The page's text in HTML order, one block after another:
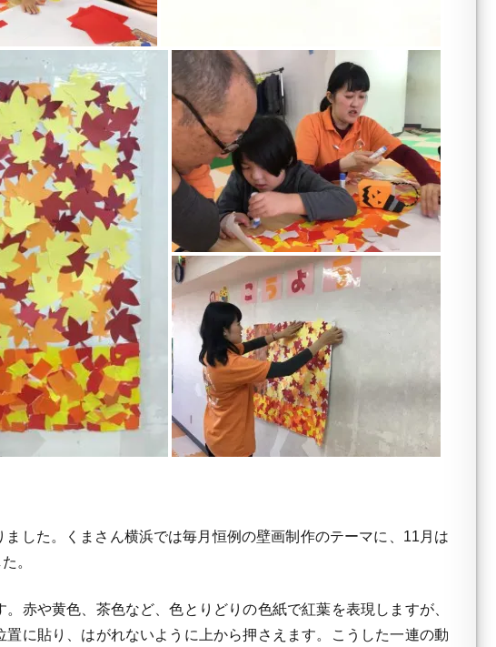
した。くまさん横浜では毎月恒例の壁画制作のテーマに、11月は
。
赤や黄色、茶色など、色とりどりの色紙で紅葉を表現しますが、
に貼り、はがれないように上から押さえます。こうした一連の動